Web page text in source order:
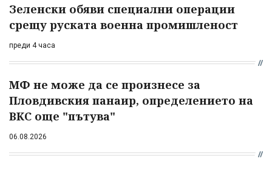
Зеленски обяви специални операции
срещу руската военна промишленост
преди 4 часа
МФ не може да се произнесе за
Пловдивския панаир, определението на
ВКС още "пътува"
06.08.2026